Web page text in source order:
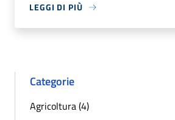
LEGGI DI PIÙ
Categorie
Agricoltura (4)